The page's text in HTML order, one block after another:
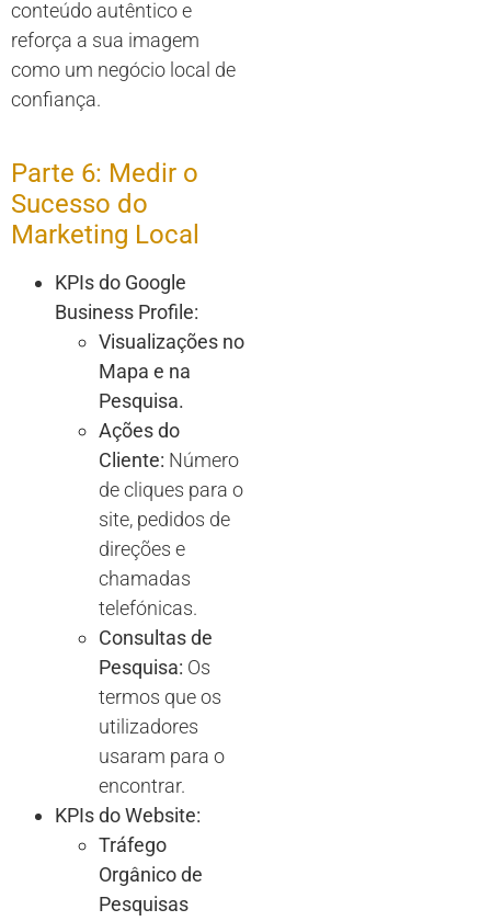
conteúdo autêntico e
reforça a sua imagem
como um negócio local de
confiança.
Parte 6: Medir o
Sucesso do
Marketing Local
KPIs do Google
Business Profile:
Visualizações no
Mapa e na
Pesquisa.
Ações do
Cliente: Número
de cliques para o
site, pedidos de
direções e
chamadas
telefónicas.
Consultas de
Pesquisa: Os
termos que os
utilizadores
usaram para o
encontrar.
KPIs do Website:
Tráfego
Orgânico de
Pesquisas